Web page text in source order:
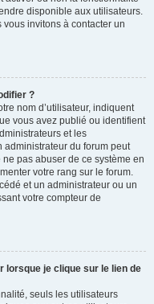
disponible aux utilisateurs.
vous invitons à contacter un
?
nom d’utilisateur, indiquent
vous avez publié ou identifient
et les
administrateur du forum peut
pas abuser de ce système en
votre rang sur le forum.
et un administrateur ou un
votre compteur de
lorsque je clique sur le lien de
seuls les utilisateurs